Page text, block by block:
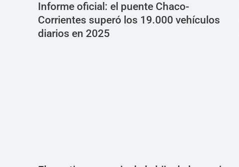
Informe oficial: el puente Chaco-
Corrientes superó los 19.000 vehículos
diarios en 2025